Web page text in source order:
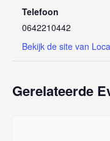
Telefoon
0642210442
Bekijk de site van
Gerelateerde